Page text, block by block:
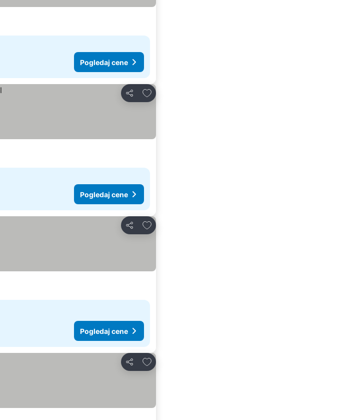
Pogledaj cene
Deli
Dodati u favorite
Pogledaj cene
Deli
Dodati u favorite
Pogledaj cene
Deli
Dodati u favorite